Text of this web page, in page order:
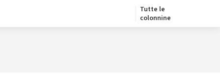
Tutte le
colonnine